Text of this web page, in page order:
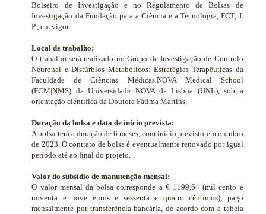
Bolseiro de Investigação e no Regulamento de Bolsas de
Investigação da Fundação para a Ciência e a Tecnologia, FCT, I.
P., em vigor.
Local de trabalho:
O trabalho será realizado no Grupo de Investigação de Controlo
Neuronal e Distúrbios Metabólicos: Estratégias Terapêuticas da
Faculdade de Ciências Médicas|NOVA Medical School
(FCM|NMS) da Universidade NOVA de Lisboa (UNL), sob a
orientação científica da Doutora Fátima Martins.
Duração da bolsa e data de início prevista:
A bolsa terá a duração de 6 meses, com início previsto em outubro
de 2023. O contrato de bolsa é eventualmente renovado por igual
período até ao final do projeto.
Valor do subsídio de manutenção mensal:
O valor mensal da bolsa corresponde a € 1199,64 (mil cento e
noventa e nove euros e sessenta e quatro cêntimos), pago
mensalmente por transferência bancária, de acordo com a tabela